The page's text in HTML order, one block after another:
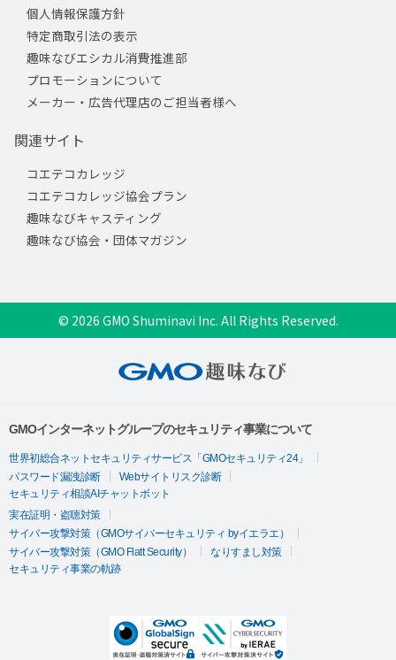
個人情報保護方針
特定商取引法の表示
趣味なびエシカル消費推進部
プロモーションについて
メーカー・広告代理店のご担当者様へ
関連サイト
コエテコカレッジ
コエテコカレッジ協会プラン
趣味なびキャスティング
趣味なび協会・団体マガジン
© 2026 GMO Shuminavi Inc. All Rights Reserved.